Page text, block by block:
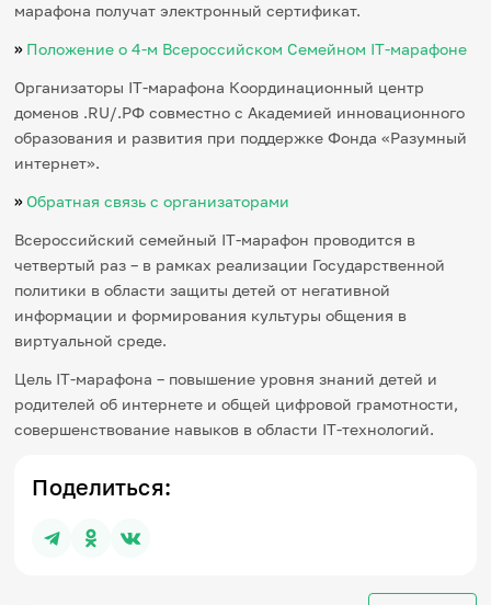
марафона получат электронный сертификат.
» Положение о 4-м Всероссийском Семейном IT-марафоне
Организаторы IT-марафона Координационный центр
доменов .RU/.РФ совместно с Академией инновационного
образования и развития при поддержке Фонда «Разумный
интернет».
»Обратная связь с организаторами
Всероссийский семейный IT-марафон проводится в
четвертый раз – в рамках реализации Государственной
политики в области защиты детей от негативной
информации и формирования культуры общения в
виртуальной среде.
Цель IT-марафона – повышение уровня знаний детей и
родителей об интернете и общей цифровой грамотности,
совершенствование навыков в области IT-технологий.
Поделиться: